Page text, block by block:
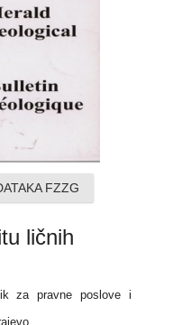
FZZG
ličnih
za pravne poslove i